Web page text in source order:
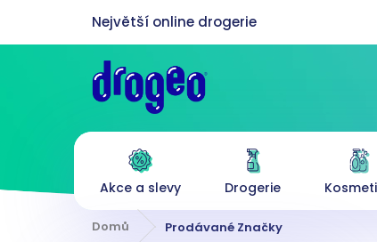
obsah
Akce a slevy Drogerie
Domů Prodávané Značky